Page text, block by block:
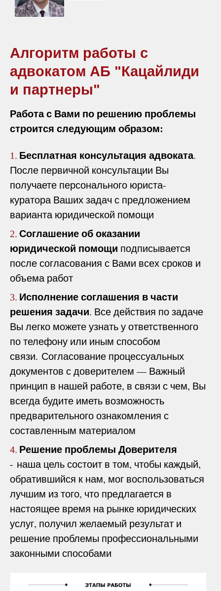
Алгоритм работы с
адвокатом АБ "Кацайлиди
и партнеры"
Работа с Вами по решению проблемы
строится следующим образом:
1. Бесплатная консультация адвоката.
После первичной консультации Вы
получаете персонального юриста-
куратора Ваших задач с предложением
варианта юридической помощи
2. Соглашение об оказании
юридической помощи подписывается
после согласования с Вами всех сроков и
объема работ
3. Исполнение соглашения в части
решения задачи. Все действия по задаче
Вы легко можете узнать у ответственного
по телефону или иным способом
связи. Согласование процессуальных
документов с доверителем — Важный
принцип в нашей работе, в связи с чем, Вы
всегда будите иметь возможность
предварительного ознакомления с
составленным материалом
4. Решение проблемы Доверителя
- наша цель состоит в том, чтобы каждый,
обратившийся к нам, мог воспользоваться
лучшим из того, что предлагается в
настоящее время на рынке юридических
услуг, получил желаемый результат и
решение проблемы профессиональными
законными способами